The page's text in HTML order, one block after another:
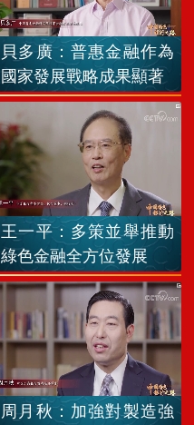
貝多廣：普惠金融作為
國家發展戰略成果顯著
王一平：多策並舉推動
綠色金融全方位發展
周月秋：加強對製造強